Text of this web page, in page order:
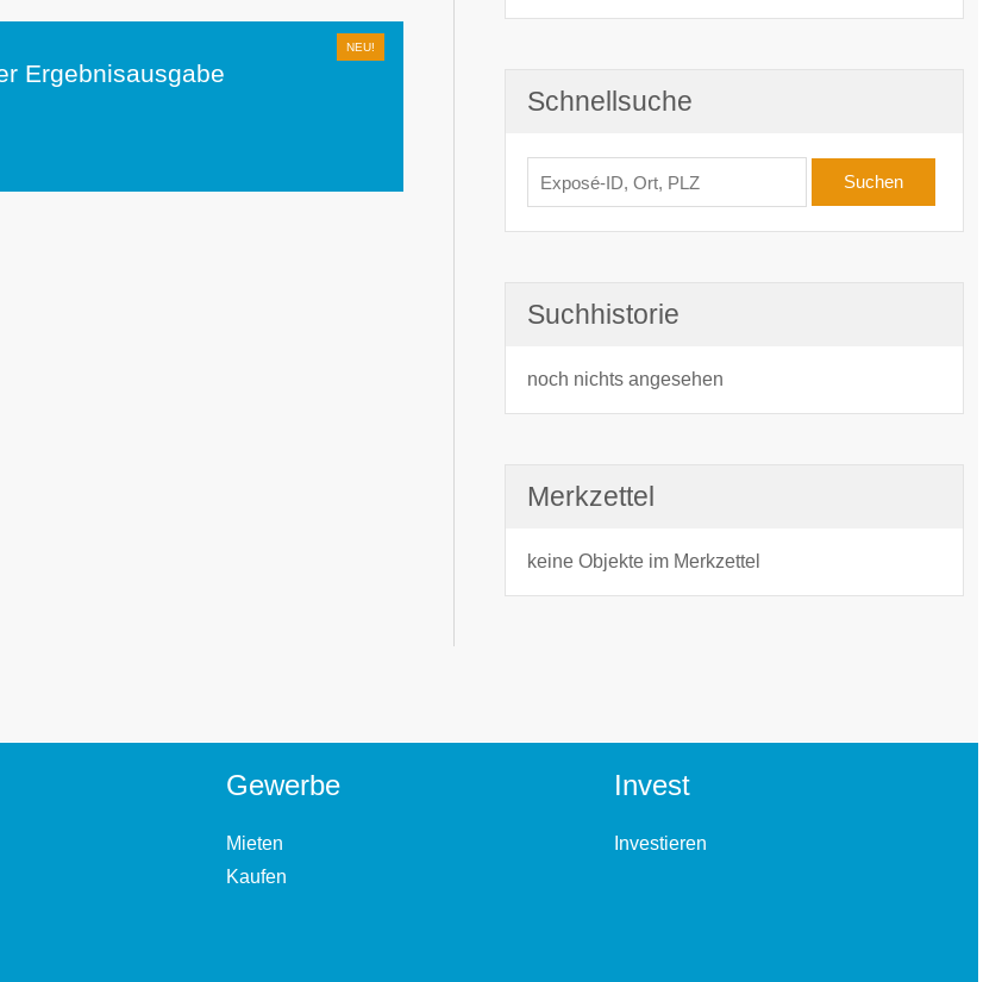
Ergebnisausgabe
Schnellsuche
Suchhistorie
noch nichts angesehen
Merkzettel
keine Objekte im Merkzettel
Gewerbe
Mieten
Kaufen
Invest
Investieren